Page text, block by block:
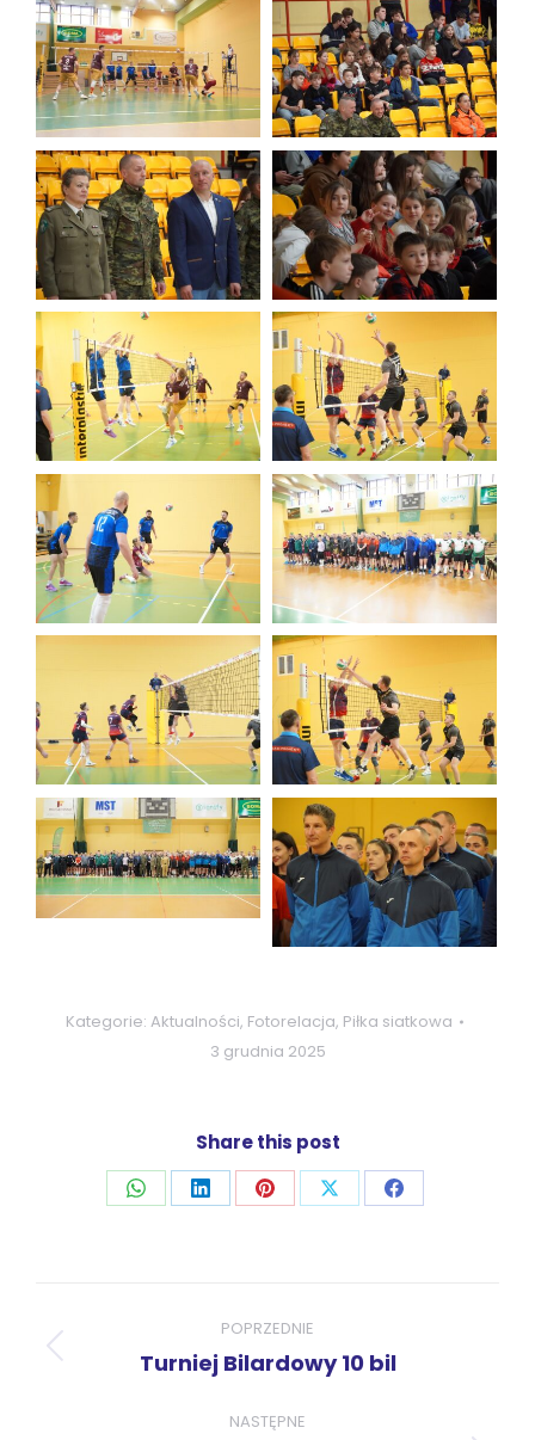
Kategorie: Aktualności, Fotorelacja, Piłka siatkowa
3 grudnia 2025
Share this post
UdostępnijUdostępnijUdostępnijUdostępnijUdostępnij
wpisów
POPRZEDNIE
Poprzedni
Turniej Bilardowy 10 bil
NASTĘPNE